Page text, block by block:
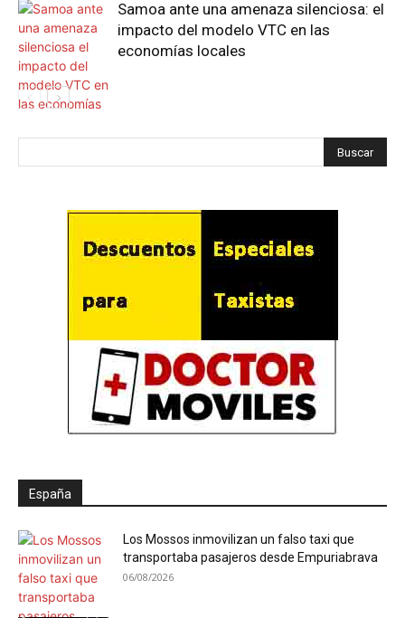
Samoa ante una amenaza silenciosa: el
impacto del modelo VTC en las
economías locales
España
Los Mossos inmovilizan un falso taxi que
transportaba pasajeros desde Empuriabrava
06/08/2026